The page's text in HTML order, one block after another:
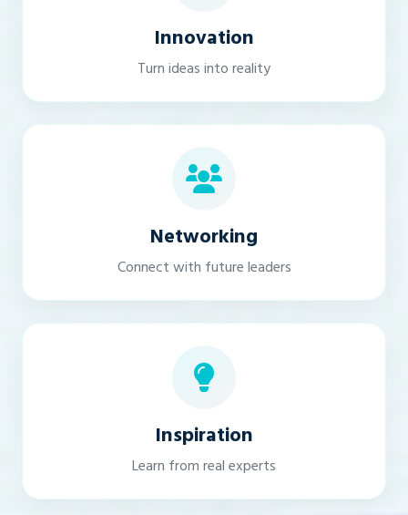
Innovation
Turn ideas into reality
Networking
Connect with future leaders
Inspiration
Learn from real experts